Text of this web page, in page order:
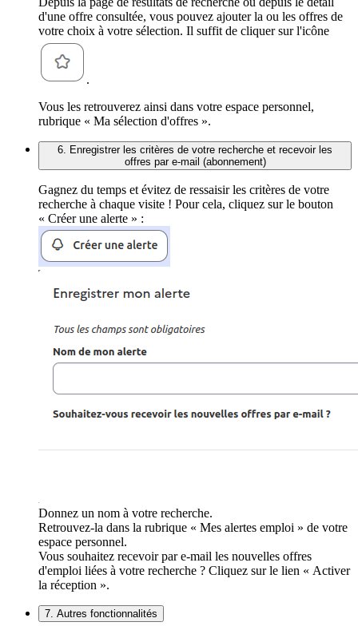
d'une offre consultée, vous pouvez ajouter la ou les offres de
votre choix à votre sélection. Il suffit de cliquer sur l'icône
.
Vous les retrouverez ainsi dans votre espace personnel,
rubrique « Ma sélection d'offres ».
6. Enregistrer les critères de votre recherche et recevoir les
offres par e-mail (abonnement)
Gagnez du temps et évitez de ressaisir les critères de votre
recherche à chaque visite ! Pour cela, cliquez sur le bouton
« Créer une alerte » :
Donnez un nom à votre recherche.
Retrouvez-la dans la rubrique « Mes alertes emploi » de votre
espace personnel.
Vous souhaitez recevoir par e-mail les nouvelles offres
d'emploi liées à votre recherche ? Cliquez sur le lien « Activer
la réception ».
7. Autres fonctionnalités